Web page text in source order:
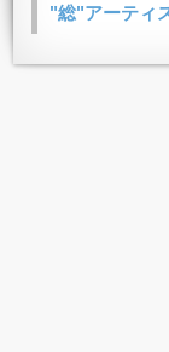
"総"アーティ